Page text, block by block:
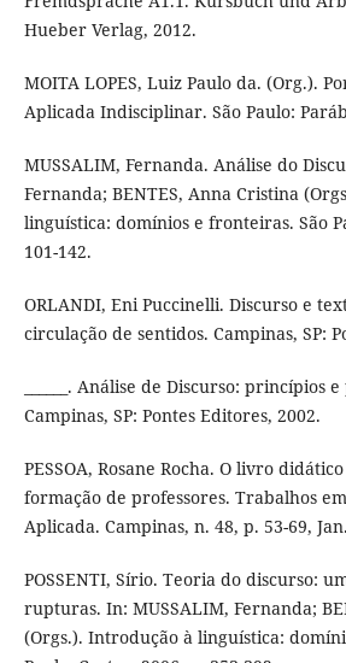
Hueber Verlag, 2012.
MOITA LOPES, Luiz Paulo da. (Org.).
Aplicada Indisciplinar. São Paulo:
MUSSALIM, Fernanda. Análise do
Fernanda; BENTES, Anna Cristina
linguística: domínios e fronteiras. São
101-142.
ORLANDI, Eni Puccinelli. Discurso e
circulação de sentidos. Campinas, SP:
______. Análise de Discurso: princípios
Campinas, SP: Pontes Editores, 2002.
PESSOA, Rosane Rocha. O livro
formação de professores. Trabalhos
Aplicada. Campinas, n. 48, p. 53-69,
POSSENTI, Sírio. Teoria do discurso:
rupturas. In: MUSSALIM, Fernanda;
(Orgs.). Introdução à linguística: